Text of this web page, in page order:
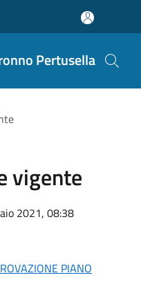
Pertusella
vigente
2021, 08:38
PIANO